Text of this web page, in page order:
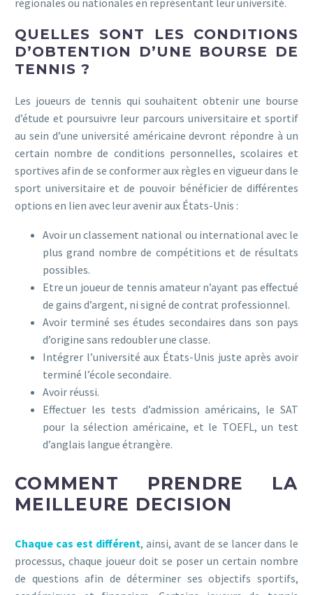
QUELLES SONT LES CONDITIONS
D’OBTENTION D’UNE BOURSE DE
TENNIS ?
Les joueurs de tennis qui souhaitent obtenir une bourse
d’étude et poursuivre leur parcours universitaire et sportif
au sein d’une université américaine devront répondre à un
certain nombre de conditions personnelles, scolaires et
sportives afin de se conformer aux règles en vigueur dans le
sport universitaire et de pouvoir bénéficier de différentes
options en lien avec leur avenir aux États-Unis :
Avoir un classement national ou international avec le
plus grand nombre de compétitions et de résultats
possibles.
Etre un joueur de tennis amateur n’ayant pas effectué
de gains d’argent, ni signé de contrat professionnel.
Avoir terminé ses études secondaires dans son pays
d’origine sans redoubler une classe.
Intégrer l’université aux États-Unis juste après avoir
terminé l’école secondaire.
Avoir réussi.
Effectuer les tests d’admission américains, le SAT
pour la sélection américaine, et le TOEFL, un test
d’anglais langue étrangère.
COMMENT PRENDRE LA
MEILLEURE DECISION
Chaque cas est différent, ainsi, avant de se lancer dans le
processus, chaque joueur doit se poser un certain nombre
de questions afin de déterminer ses objectifs sportifs,